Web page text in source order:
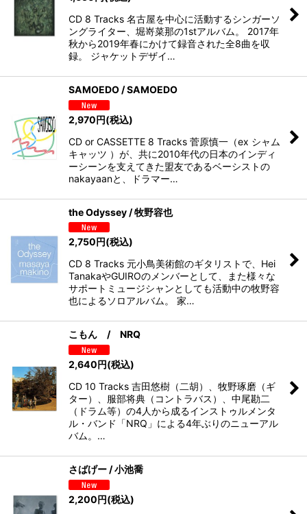
CD 8 Tracks 名古屋を中心に活動するシンガーソ
ングライター、堀嵜菜那の1stアルバム。 2017年
秋から2019年春にかけて録音された全8曲を収
録。 ジャケットデザイ…
SAMOEDO / SAMOEDO
2,970円(税込)
CD or CASSETTE 8 Tracks 菅原慎一（ex シャム
キャッツ ）が、共に2010年代の日本のインディ
ーシーンを支えてきた盟友であるベーシストの
nakayaanと、ドラマー…
the Odyssey / 牧野容也
2,750円(税込)
CD 8 Tracks 元小鳥美術館のギタリストで、Hei
TanakaやGUIROのメンバーとして、また様々な
サポートミュージシャンとしても活動中の牧野容
也によるソロアルバム。 家…
こもん / NRQ
2,640円(税込)
CD 10 Tracks 吉田悠樹（二胡）、牧野琢磨（ギ
ター）、服部将典（コントラバス）、中尾勘二
（ドラム等）の4人から成るインストゥルメンタ
ル・バンド「NRQ」による4年ぶりのニューアル
バム。…
さばげー / 小池喬
2,200円(税込)